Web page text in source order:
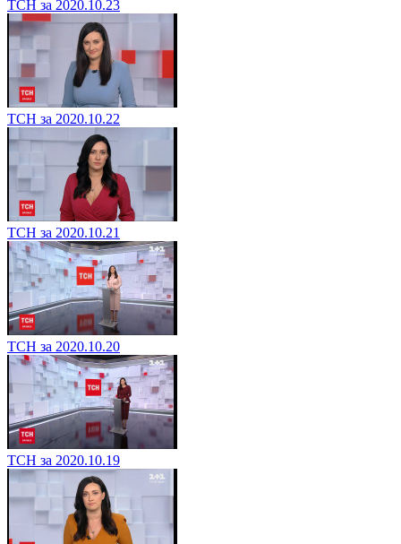
ТСН за 2020.10.23
ТСН за 2020.10.22
ТСН за 2020.10.21
ТСН за 2020.10.20
ТСН за 2020.10.19